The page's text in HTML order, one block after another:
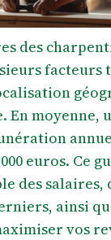
des
facteurs
En
000 euros. Ce
des salaires,
ainsi
vos